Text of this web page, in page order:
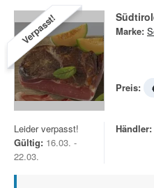
Verpasst! Marke:
Preis:
Leider verpasst!
Gültig: 16.03. -
22.03.
Händler: